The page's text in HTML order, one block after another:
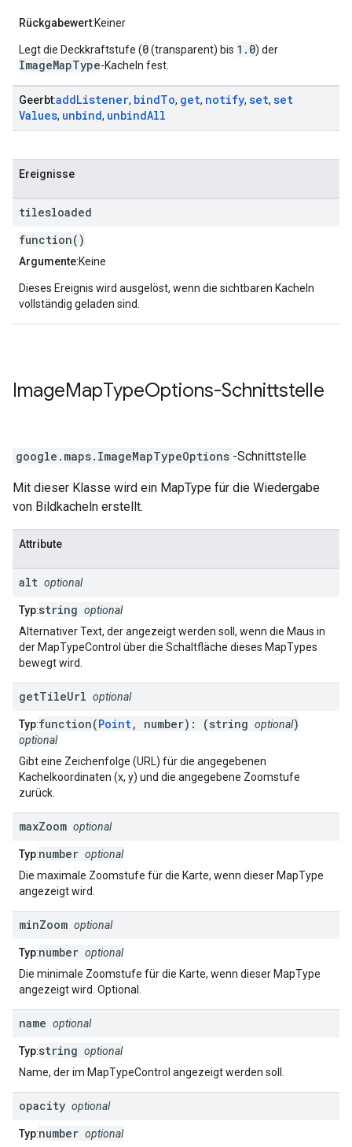
Rückgabewert:Keiner
Legt die Deckkraftstufe (0(transparent) bis 1.0) der
ImageMapType-Kacheln fest.
Geerbt:addListener, bindTo, get, notify, set, set
Values, unbind, unbindAll
Ereignisse
tilesloaded
function()
Argumente:Keine
Dieses Ereignis wird ausgelöst, wenn die sichtbaren Kacheln
vollständig geladen sind.
ImageMapTypeOptions-Schnittstelle
google.maps. ImageMapTypeOptions -Schnittstelle
Mit dieser Klasse wird ein MapType für die Wiedergabe
von Bildkacheln erstellt.
Attribute
alt optional
Typ:string optional
Alternativer Text, der angezeigt werden soll, wenn die Maus in
der MapTypeControl über die Schaltfläche dieses MapTypes
bewegt wird.
getTileUrl optional
Typ:function(Point, number): (string optional)
optional
Gibt eine Zeichenfolge (URL) für die angegebenen
Kachelkoordinaten (x, y) und die angegebene Zoomstufe
zurück.
maxZoom optional
Typ:number optional
Die maximale Zoomstufe für die Karte, wenn dieser MapType
angezeigt wird.
minZoom optional
Typ:number optional
Die minimale Zoomstufe für die Karte, wenn dieser MapType
angezeigt wird. Optional.
name optional
Typ:string optional
Name, der im MapTypeControl angezeigt werden soll.
opacity optional
Typ:number optional